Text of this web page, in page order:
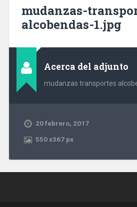
mudanzas-
alcobendas-1.jpg
Acerca del adjunto
mudanzas transportes
20 febrero, 2017
550x367 px